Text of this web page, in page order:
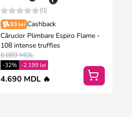
(0)
93 lei Cashback
Cărucior Plimbare Espiro Flame -
108 intense truffles
6.889 MDL
-32% -2.199 lei
4.690 MDL 🔥